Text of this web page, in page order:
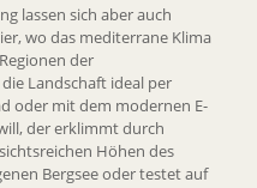
lassen sich aber auch
wo das mediterrane Klima
der
Landschaft ideal per
oder mit dem modernen E-
der erklimmt durch
Höhen des
Bergsee oder testet auf